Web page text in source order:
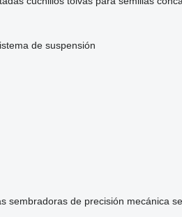
de suspensión
sembradoras de precisión mecánica